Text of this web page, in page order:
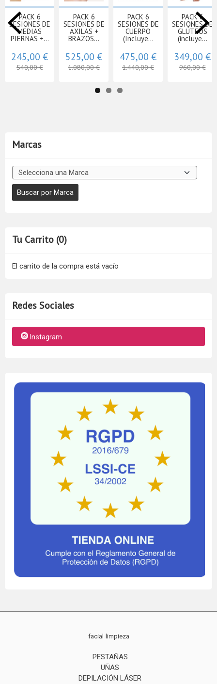
Marcas
Tu Carrito (0)
El carrito de la compra está vacío
Redes Sociales
Instagram
PACK 6
SESIONES DE
MEDIAS
PIERNAS +...
245,00 €
540,00 €
PACK 6
SESIONES DE
AXILAS +
BRAZOS...
525,00 €
1.080,00 €
PACK 6
SESIONES DE
CUERPO
(Incluye...
475,00 €
1.440,00 €
PACK 6
SESIONES DE
GLÚTEOS
(incluye...
349,00 €
960,00 €
facial limpieza
PESTAÑAS
UÑAS
DEPILACIÓN LÁSER